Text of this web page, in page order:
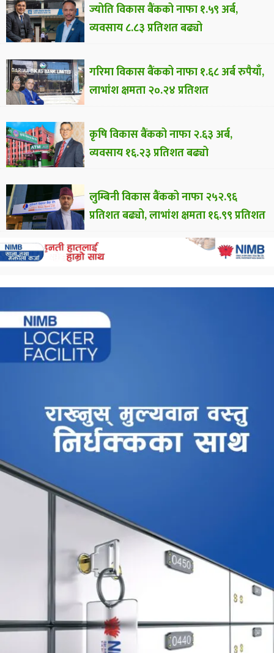
ज्योति विकास बैंकको नाफा १.५९ अर्ब,
व्यवसाय ८.८३ प्रतिशत बढ्यो
गरिमा विकास बैंकको नाफा १.६८ अर्ब रुपैयाँ,
लाभांश क्षमता २०.२४ प्रतिशत
कृषि विकास बैंकको नाफा २.६३ अर्ब,
व्यवसाय १६.२३ प्रतिशत बढ्यो
लुम्बिनी विकास बैंकको नाफा २५२.९६
प्रतिशत बढ्यो, लाभांश क्षमता १६.९९ प्रतिशत